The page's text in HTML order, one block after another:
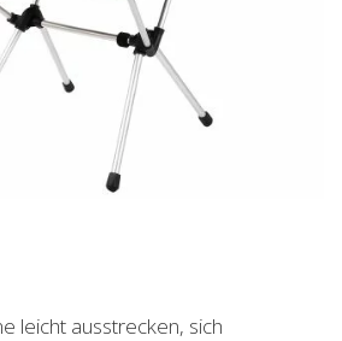
leicht ausstrecken, sich